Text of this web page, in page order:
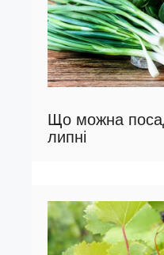
Що можна
липні